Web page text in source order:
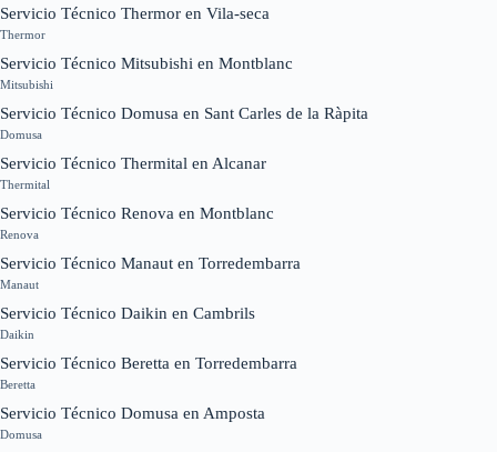
Servicio Técnico Thermor en Vila-seca
Thermor
Servicio Técnico Mitsubishi en Montblanc
Mitsubishi
Servicio Técnico Domusa en Sant Carles de la Ràpita
Domusa
Servicio Técnico Thermital en Alcanar
Thermital
Servicio Técnico Renova en Montblanc
Renova
Servicio Técnico Manaut en Torredembarra
Manaut
Servicio Técnico Daikin en Cambrils
Daikin
Servicio Técnico Beretta en Torredembarra
Beretta
Servicio Técnico Domusa en Amposta
Domusa